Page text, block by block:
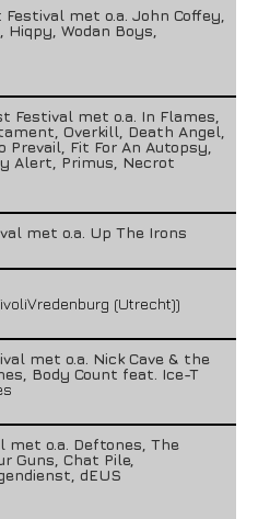
met o.a. John Coffey,
Wodan Boys,
Festival met o.a. In Flames,
Overkill, Death Angel,
Prevail, Fit For An Autopsy,
Alert, Primus, Necrot
met o.a. Up The Irons
(Utrecht))
met o.a. Nick Cave & the
Body Count feat. Ice-T
met o.a. Deftones, The
Guns, Chat Pile,
dEUS